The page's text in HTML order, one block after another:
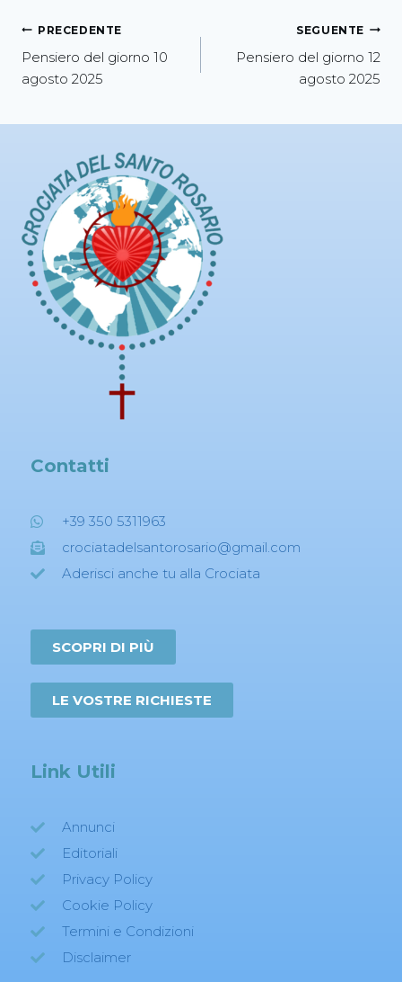
PRECEDENTE
Pensiero del giorno 10
agosto 2025
SEGUENTE
Pensiero del giorno 12
agosto 2025
Contatti
+39 350 5311963
crociatadelsantorosario@gmail.com
Aderisci anche tu alla Crociata
SCOPRI DI PIÙ
LE VOSTRE RICHIESTE
Link Utili
Annunci
Editoriali
Privacy Policy
Cookie Policy
Termini e Condizioni
Disclaimer